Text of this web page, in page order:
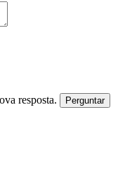
resposta.